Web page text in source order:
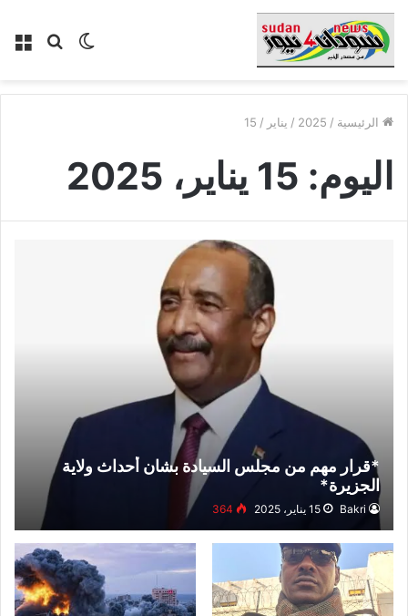
بحث الوضع
الرئيسية /
2025
/ يناير /
15
اليوم: 15 يناير، 2025
*قرار مهم من مجلس السيادة بشان أحداث ولاية
الجزيرة*
Bakri 15 يناير، 2025 364